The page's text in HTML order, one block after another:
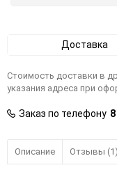
Доставка
Стоимость доставки в
указания адреса при
Заказ по телефону
Описание Отзывы (1)